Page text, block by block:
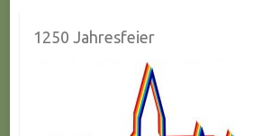
1250 Jahresfeier